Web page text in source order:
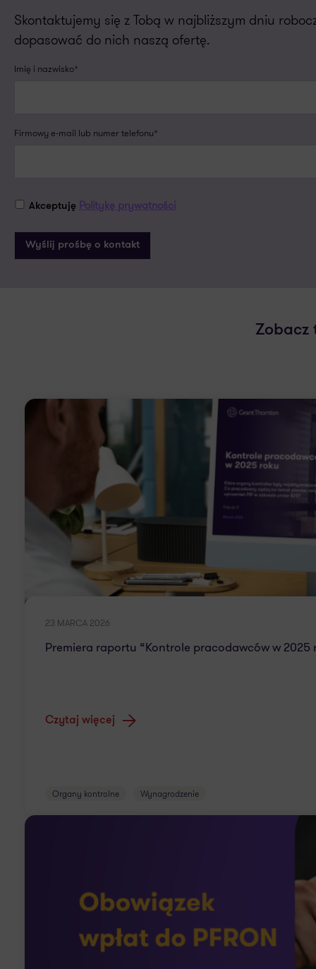
Skontaktujemy się z Tobą w najbliższym dniu
dopasować do nich naszą ofertę.
Imię i nazwisko*
Firmowy e-mail lub numer telefonu*
Akceptuję Politykę prywatności
Zobacz
23 MARCA 2026
Premiera raportu “Kontrole pracodawców w 2025
Czytaj więcej
Organy kontrolne Wynagrodzenie